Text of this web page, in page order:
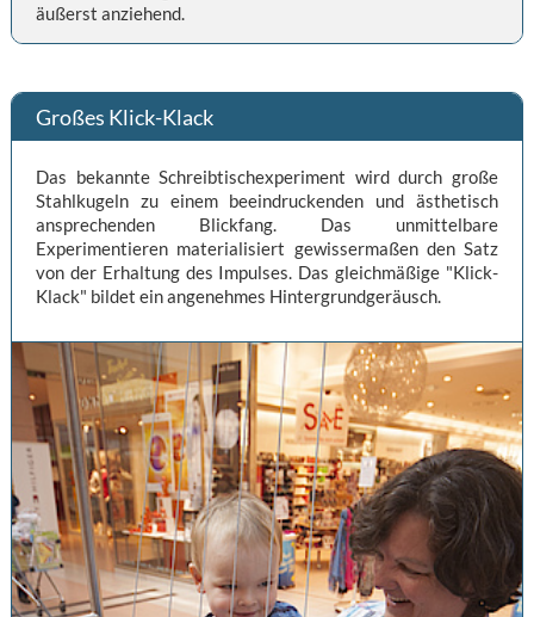
äußerst anziehend.
Großes Klick-Klack
Das bekannte Schreibtischexperiment wird durch große
Stahlkugeln zu einem beeindruckenden und ästhetisch
ansprechenden Blickfang. Das unmittelbare
Experimentieren materialisiert gewissermaßen den Satz
von der Erhaltung des Impulses. Das gleichmäßige "Klick-
Klack" bildet ein angenehmes Hintergrundgeräusch.